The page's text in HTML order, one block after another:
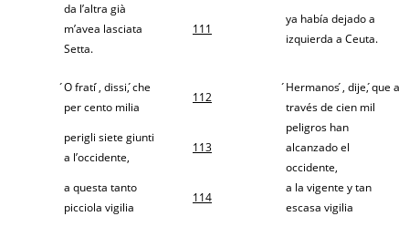
da l’altra già
m’avea lasciata
Setta.
111
ya había dejado a
izquierda a Ceuta.
́O frati ́, dissi, ́che
per cento milia
112
́Hermanos ́, dije, ́que a
través de cien mil
perigli siete giunti
a l’occidente,
113
peligros han
alcanzado el
occidente,
a questa tanto
picciola vigilia
114
a la vigente y tan
escasa vigilia